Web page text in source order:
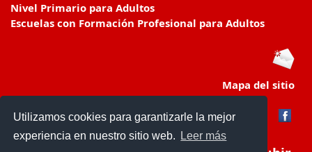
Utilizamos cookies para garantizarle la mejor
experiencia en nuestro sitio web.
Leer más
Nivel Primario para Adultos
Escuelas con Formación Profesional para Adultos
Mapa del sitio